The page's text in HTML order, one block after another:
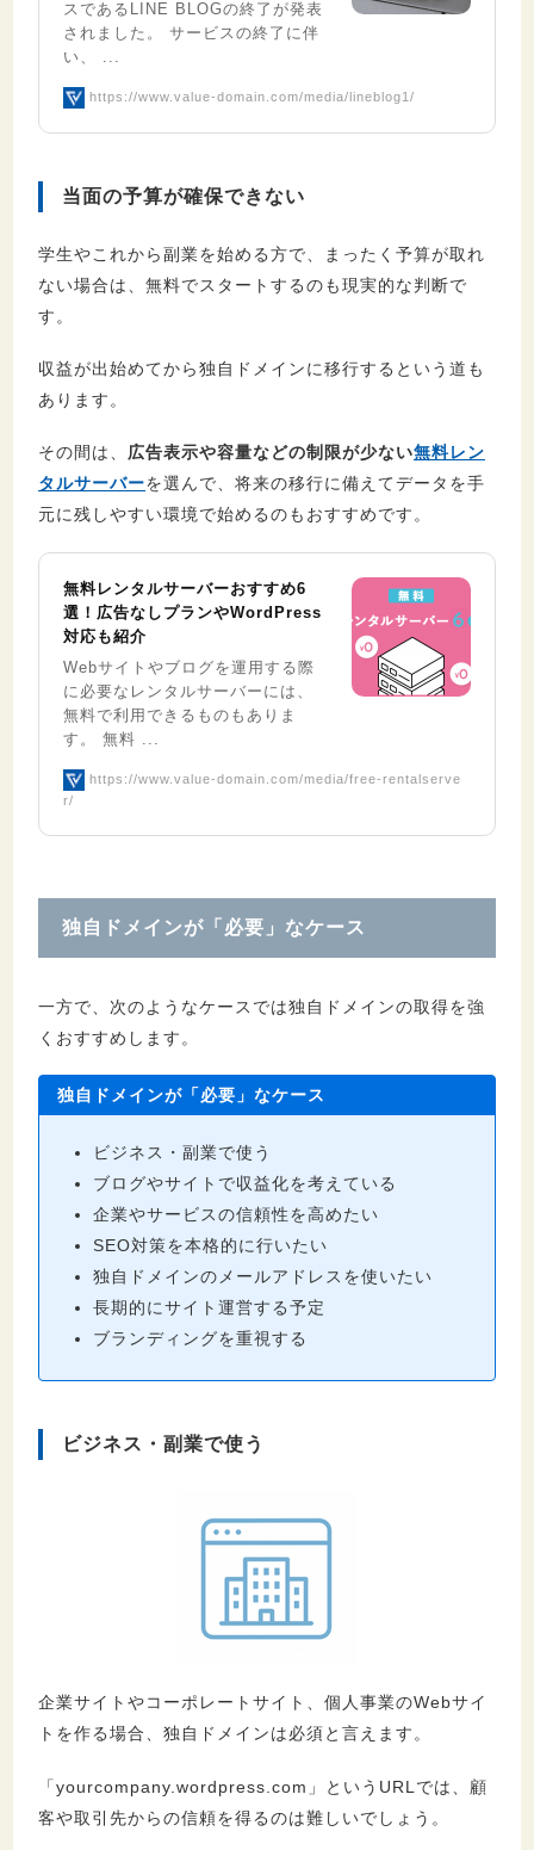
スであるLINE BLOGの終了が発表
されました。 サービスの終了に伴
い、 ...
https://www.value-domain.com/media/lineblog1/
当面の予算が確保できない
学生やこれから副業を始める方で、まったく予算が取れ
ない場合は、無料でスタートするのも現実的な判断で
す。
収益が出始めてから独自ドメインに移行するという道も
あります。
その間は、 広告表示や容量などの制限が少ない無料レン
タルサーバーを選んで、将来の移行に備えてデータを手
元に残しやすい環境で始めるのもおすすめです。
無料レンタルサーバーおすすめ6
選！広告なしプランやWordPress
対応も紹介
Webサイトやブログを運用する際
に必要なレンタルサーバーには、
無料で利用できるものもありま
す。 無料 ...
https://www.value-domain.com/media/free-rentalserve
r/
独自ドメインが「必要」なケース
一方で、次のようなケースでは独自ドメインの取得を強
くおすすめします。
独自ドメインが「必要」なケース
ビジネス・副業で使う
ブログやサイトで収益化を考えている
企業やサービスの信頼性を高めたい
SEO対策を本格的に行いたい
独自ドメインのメールアドレスを使いたい
長期的にサイト運営する予定
ブランディングを重視する
ビジネス・副業で使う
企業サイトやコーポレートサイト、個人事業のWebサイ
トを作る場合、独自ドメインは必須と言えます。
「yourcompany.wordpress.com」というURLでは、顧
客や取引先からの信頼を得るのは難しいでしょう。